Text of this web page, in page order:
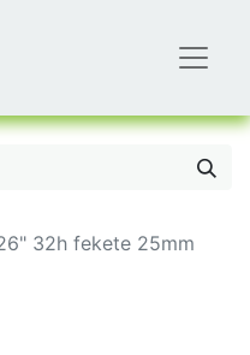
32h fekete 25mm